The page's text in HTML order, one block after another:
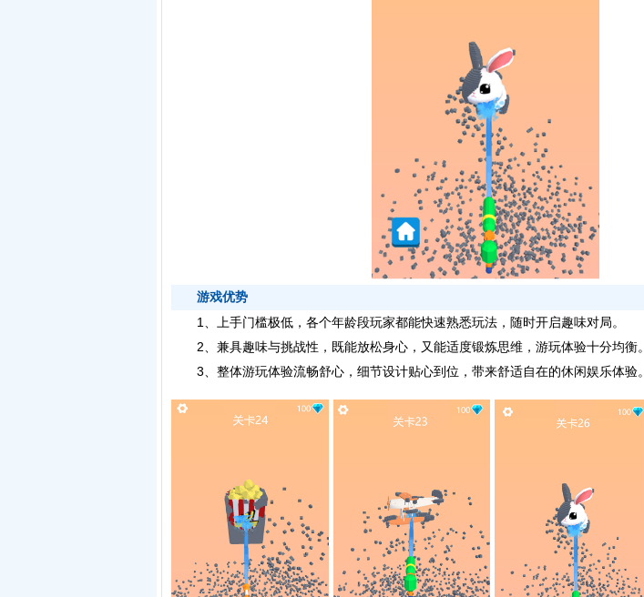
游戏优势
1、上手门槛极低，各个年龄段玩家都能快速熟悉玩法，随时开启趣味对局。
2、兼具趣味与挑战性，既能放松身心，又能适度锻炼思维，游玩体验十分均衡。
3、整体游玩体验流畅舒心，细节设计贴心到位，带来舒适自在的休闲娱乐体验。